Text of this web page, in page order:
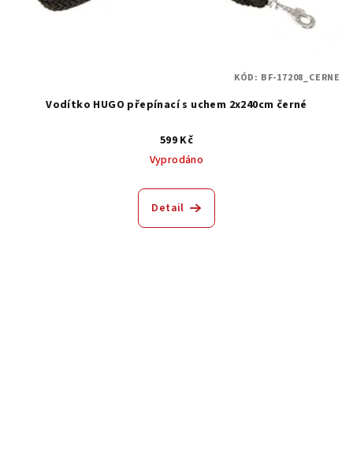
Vodítko HUGO přepínací s uchem 2x240cm černé
599 Kč
Vyprodáno
Detail
KÓD: BF-17208_CERNE